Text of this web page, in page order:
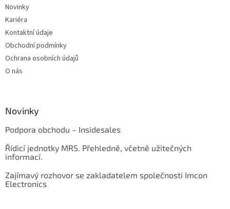
Novinky
Kariéra
Kontaktní údaje
Obchodní podmínky
Ochrana osobních údajů
O nás
Novinky
Podpora obchodu – Insidesales
Řídicí jednotky MRS. Přehledně, včetně užitečných
informací.
Zajímavý rozhovor se zakladatelem společnosti Imcon
Electronics